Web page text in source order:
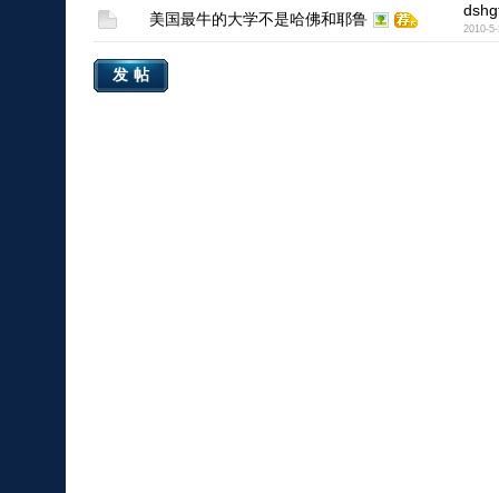
美国最牛的大学不是哈佛和耶鲁
2010-
发帖